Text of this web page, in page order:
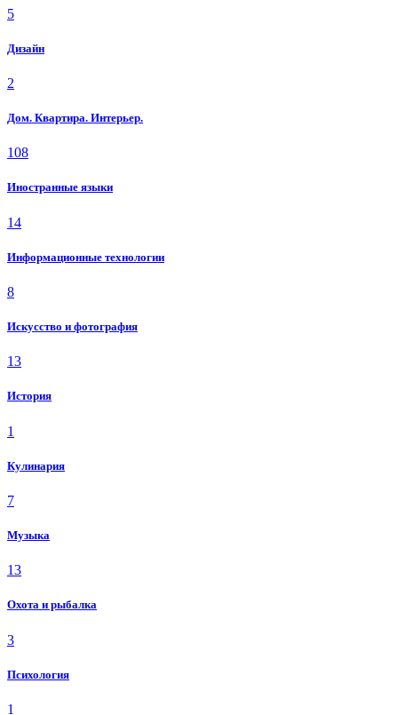
5
Дизайн
2
Дом. Квартира. Интерьер.
108
Иностранные языки
14
Информационные технологии
8
Искусство и фотография
13
История
1
Кулинария
7
Музыка
13
Охота и рыбалка
3
Психология
1